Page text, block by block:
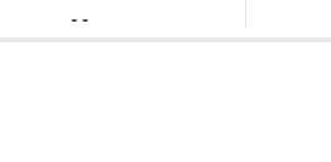
- -